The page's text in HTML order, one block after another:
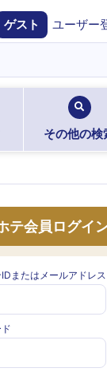
ゲスト ユーザー
その他の検
テ会員ログイ
IDまたはメールアドレス